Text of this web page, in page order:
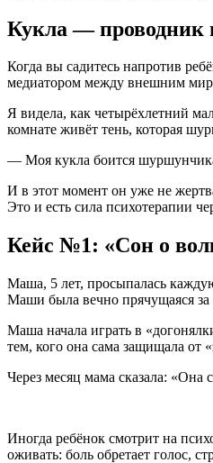
Кукла — проводник
Когда вы садитесь напротив
медиатором между внешним
Я видела, как четырёхлетний
комнате живёт тень, которая
— Моя кукла боится
И в этот момент он уже не
Это и есть сила психотерапии
Кейc №1: «Сон о
Маша, 5 лет, просыпалась
Маши была вечно прячущаяся
Маша начала играть в
тем, кого она сама защищала от
Через месяц мама сказала: «Она
Иногда ребёнок смотрит на
оживать: боль обретает голос,